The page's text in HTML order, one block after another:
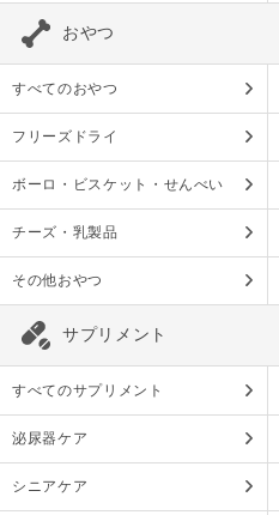
おやつ
すべてのおやつ
フリーズドライ
ボーロ・ビスケット・せんべい
チーズ・乳製品
その他おやつ
サプリメント
すべてのサプリメント
泌尿器ケア
シニアケア